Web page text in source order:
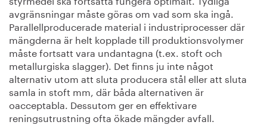
avgränsningar måste göras om vad som ska ingå.
Parallellproducerade material i industriprocesser där
mängderna är helt kopplade till produktionsvolymer
måste fortsatt vara undantagna (t.ex. stoft och
metallurgiska slagger). Det finns ju inte något
alternativ utom att sluta producera stål eller att sluta
samla in stoft mm, där båda alternativen är
oacceptabla. Dessutom ger en effektivare
reningsutrustning ofta ökade mängder avfall.